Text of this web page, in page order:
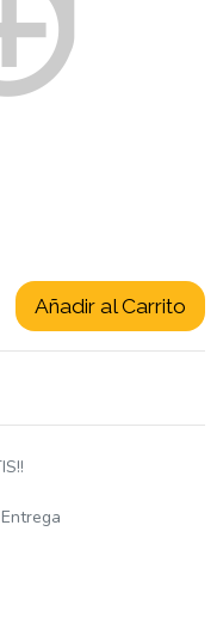
Añadir al Carrito